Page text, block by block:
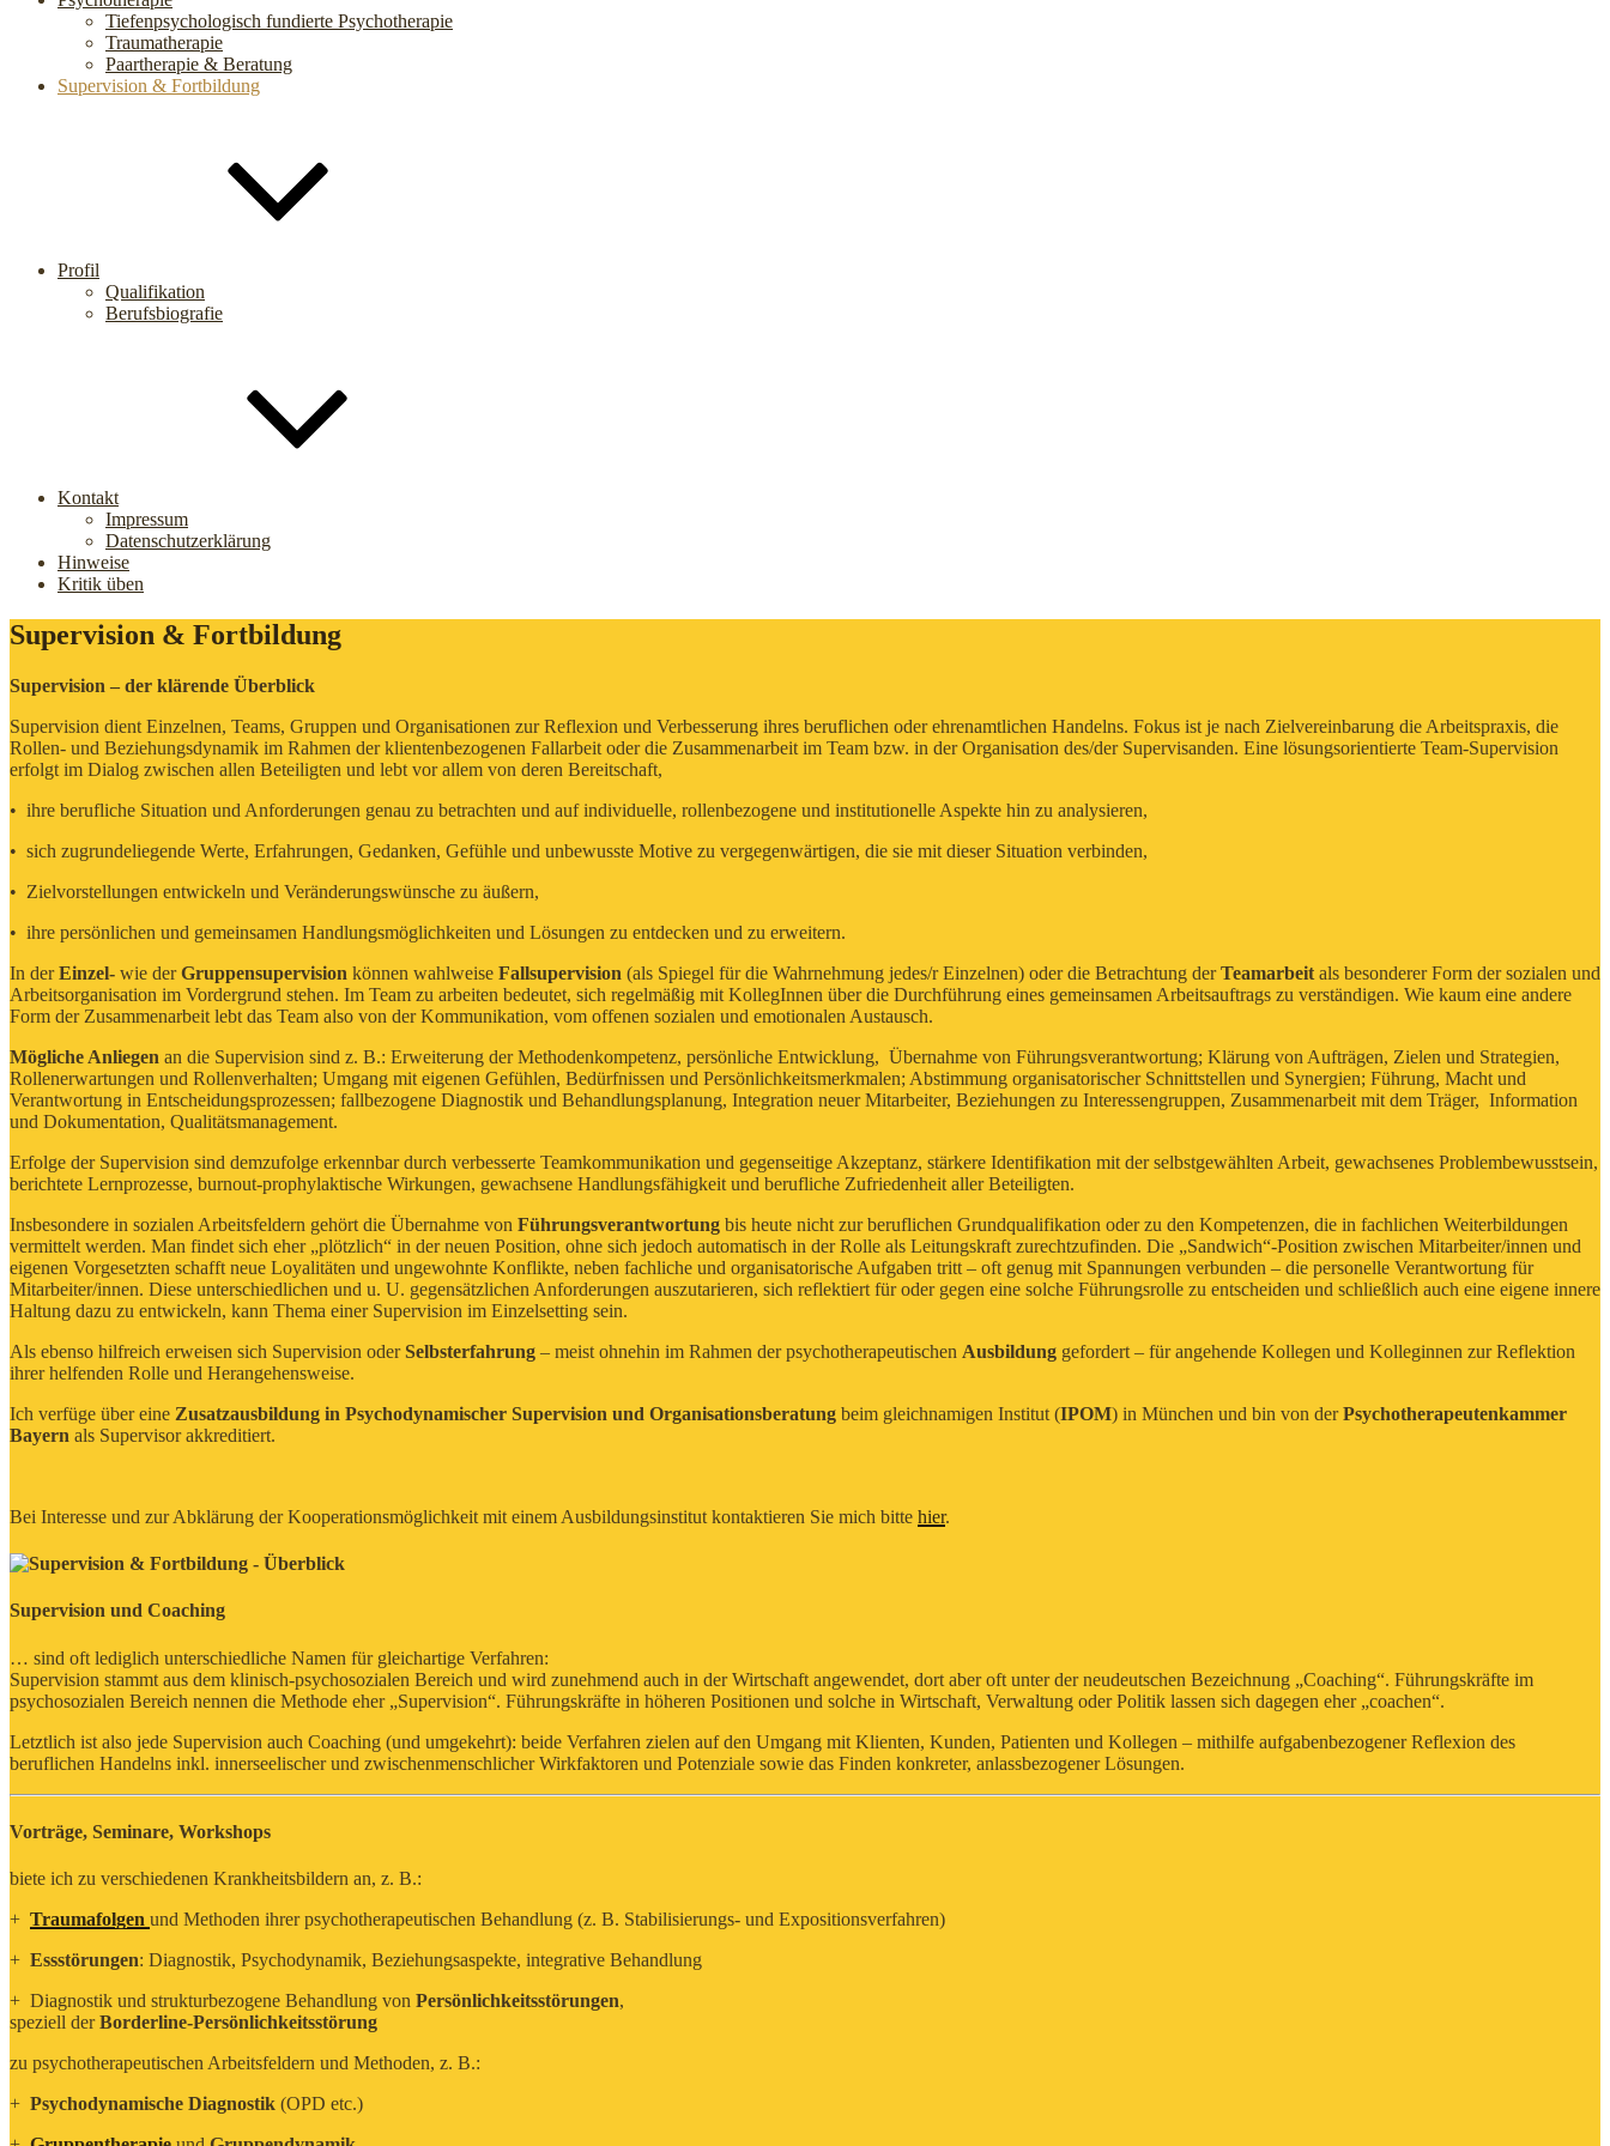
Tiefenpsychologisch fundierte Psychotherapie
Traumatherapie
Paartherapie & Beratung
Supervision & Fortbildung
Profil
Qualifikation
Berufsbiografie
Kontakt
Impressum
Datenschutzerklärung
Hinweise
Kritik üben
Supervision & Fortbildung
Supervision – der klärende Überblick
Supervision dient Einzelnen, Teams, Gruppen und Organisationen zur Reflexion und Verbesserung ihres beruflichen oder ehrenamtlichen Handelns. Fokus ist je nach Zielvereinbarung die Arbeitspraxis, die
Rollen- und Beziehungsdynamik im Rahmen der klientenbezogenen Fallarbeit oder die Zusammenarbeit im Team bzw. in der Organisation des/der Supervisanden. Eine lösungsorientierte Team-Supervision
erfolgt im Dialog zwischen allen Beteiligten und lebt vor allem von deren Bereitschaft,
• ihre berufliche Situation und Anforderungen genau zu betrachten und auf individuelle, rollenbezogene und institutionelle Aspekte hin zu analysieren,
• sich zugrundeliegende Werte, Erfahrungen, Gedanken, Gefühle und unbewusste Motive zu vergegenwärtigen, die sie mit dieser Situation verbinden,
• Zielvorstellungen entwickeln und Veränderungswünsche zu äußern,
• ihre persönlichen und gemeinsamen Handlungsmöglichkeiten und Lösungen zu entdecken und zu erweitern.
In derEinzel- wie derGruppensupervision können wahlweise Fallsupervision (als Spiegel für die Wahrnehmung jedes/r Einzelnen) oder die Betrachtung derTeamarbeit als besonderer Form der sozialen und
Arbeitsorganisation im Vordergrund stehen. Im Team zu arbeiten bedeutet, sich regelmäßig mit KollegInnen über die Durchführung eines gemeinsamen Arbeitsauftrags zu verständigen. Wie kaum eine andere
Form der Zusammenarbeit lebt das Team also von der Kommunikation, vom offenen sozialen und emotionalen Austausch.
Mögliche Anliegen an die Supervision sind z. B.: Erweiterung der Methodenkompetenz, persönliche Entwicklung, Übernahme von Führungsverantwortung; Klärung von Aufträgen, Zielen und Strategien,
Rollenerwartungen und Rollenverhalten; Umgang mit eigenen Gefühlen, Bedürfnissen und Persönlichkeitsmerkmalen; Abstimmung organisatorischer Schnittstellen und Synergien; Führung, Macht und
Verantwortung in Entscheidungsprozessen; fallbezogene Diagnostik und Behandlungsplanung, Integration neuer Mitarbeiter, Beziehungen zu Interessengruppen, Zusammenarbeit mit dem Träger, Information
und Dokumentation, Qualitätsmanagement.
Erfolge der Supervision sind demzufolge erkennbar durch verbesserte Teamkommunikation und gegenseitige Akzeptanz, stärkere Identifikation mit der selbstgewählten Arbeit, gewachsenes Problembewusstsein,
berichtete Lernprozesse, burnout-prophylaktische Wirkungen, gewachsene Handlungsfähigkeit und berufliche Zufriedenheit aller Beteiligten.
Insbesondere in sozialen Arbeitsfeldern gehört die Übernahme von Führungsverantwortung bis heute nicht zur beruflichen Grundqualifikation oder zu den Kompetenzen, die in fachlichen Weiterbildungen
vermittelt werden. Man findet sich eher „plötzlich“ in der neuen Position, ohne sich jedoch automatisch in der Rolle als Leitungskraft zurechtzufinden. Die „Sandwich“-Position zwischen Mitarbeiter/innen und
eigenen Vorgesetzten schafft neue Loyalitäten und ungewohnte Konflikte, neben fachliche und organisatorische Aufgaben tritt – oft genug mit Spannungen verbunden – die personelle Verantwortung für
Mitarbeiter/innen. Diese unterschiedlichen und u. U. gegensätzlichen Anforderungen auszutarieren, sich reflektiert für oder gegen eine solche Führungsrolle zu entscheiden und schließlich auch eine eigene innere
Haltung dazu zu entwickeln, kann Thema einer Supervision im Einzelsetting sein.
Als ebenso hilfreich erweisen sich Supervision oderSelbsterfahrung – meist ohnehin im Rahmen der psychotherapeutischen Ausbildung gefordert – für angehende Kollegen und Kolleginnen zur Reflektion
ihrer helfenden Rolle und Herangehensweise.
Ich verfüge über eine Zusatzausbildung in Psychodynamischer Supervision und Organisationsberatung beim gleichnamigen Institut (IPOM) in München und bin von derPsychotherapeutenkammer
Bayern als Supervisor akkreditiert.
Bei Interesse und zur Abklärung der Kooperationsmöglichkeit mit einem Ausbildungsinstitut kontaktieren Sie mich bitte hier.
Supervision und Coaching
… sind oft lediglich unterschiedliche Namen für gleichartige Verfahren:
Supervision stammt aus dem klinisch-psychosozialen Bereich und wird zunehmend auch in der Wirtschaft angewendet, dort aber oft unter der neudeutschen Bezeichnung „Coaching“. Führungskräfte im
psychosozialen Bereich nennen die Methode eher „Supervision“. Führungskräfte in höheren Positionen und solche in Wirtschaft, Verwaltung oder Politik lassen sich dagegen eher „coachen“.
Letztlich ist also jede Supervision auch Coaching (und umgekehrt): beide Verfahren zielen auf den Umgang mit Klienten, Kunden, Patienten und Kollegen – mithilfe aufgabenbezogener Reflexion des
beruflichen Handelns inkl. innerseelischer und zwischenmenschlicher Wirkfaktoren und Potenziale sowie das Finden konkreter, anlassbezogener Lösungen.
Vorträge, Seminare, Workshops
biete ich zu verschiedenen Krankheitsbildern an, z. B.:
+ Traumafolgen und Methoden ihrer psychotherapeutischen Behandlung (z. B. Stabilisierungs- und Expositionsverfahren)
+ Essstörungen: Diagnostik, Psychodynamik, Beziehungsaspekte, integrative Behandlung
+ Diagnostik und strukturbezogene Behandlung von Persönlichkeitsstörungen,
speziell derBorderline-Persönlichkeitsstörung
zu psychotherapeutischen Arbeitsfeldern und Methoden, z. B.:
+ Psychodynamische Diagnostik (OPD etc.)